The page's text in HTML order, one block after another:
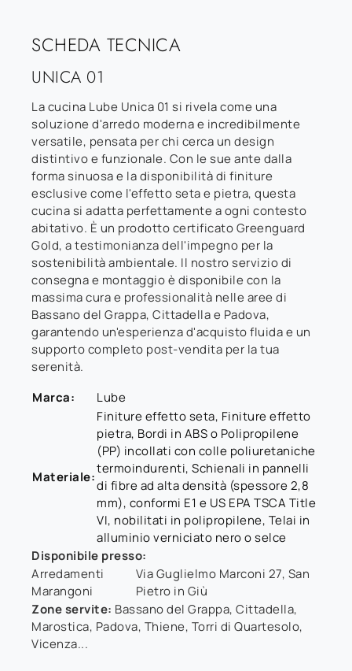
SCHEDA TECNICA
UNICA 01
La cucina Lube Unica 01 si rivela come una
soluzione d'arredo moderna e incredibilmente
versatile, pensata per chi cerca un design
distintivo e funzionale. Con le sue ante dalla
forma sinuosa e la disponibilità di finiture
esclusive come l'effetto seta e pietra, questa
cucina si adatta perfettamente a ogni contesto
abitativo. È un prodotto certificato Greenguard
Gold, a testimonianza dell'impegno per la
sostenibilità ambientale. Il nostro servizio di
consegna e montaggio è disponibile con la
massima cura e professionalità nelle aree di
Bassano del Grappa, Cittadella e Padova,
garantendo un'esperienza d'acquisto fluida e un
supporto completo post-vendita per la tua
serenità.
Marca:
Lube
Materiale:
Finiture effetto seta, Finiture effetto
pietra, Bordi in ABS o Polipropilene
(PP) incollati con colle poliuretaniche
termoindurenti, Schienali in pannelli
di fibre ad alta densità (spessore 2,8
mm), conformi E1 e US EPA TSCA Title
VI, nobilitati in polipropilene, Telai in
alluminio verniciato nero o selce
Disponibile presso:
Arredamenti
Marangoni
Via Guglielmo Marconi 27, San
Pietro in Giù
Zone servite: Bassano del Grappa, Cittadella,
Marostica, Padova, Thiene, Torri di Quartesolo,
Vicenza...